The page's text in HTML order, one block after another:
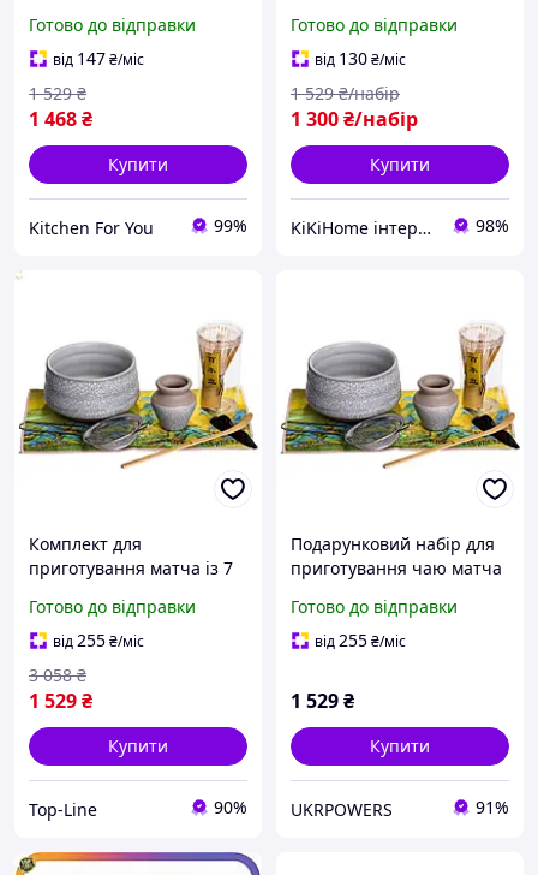
Зелений, Посуд для
чайної церемонії
Готово до відправки
від 147₴/міс
1 468₴
1 529 ₴
Купити
Kitchen For You 99%
приготування чаю в
японському стилі
Готово до відправки
від 130₴/міс
1 300₴/набір
1 529 ₴/набір
Купити
KiKiHome інтернет-магазин якісних товарів для дому 98%
Комплект для
приготування матча із 7
справжніх поціновувачів
чаю та його ритуалів
Готово до відправки
від255₴/міс
1 529₴
3 058 ₴
Купити
Top-Line 90%
Подарунковий набір для
приготування чаю матча
Готово до відправки
від255₴/міс
1 529₴
Купити
UKRPOWERS 91%